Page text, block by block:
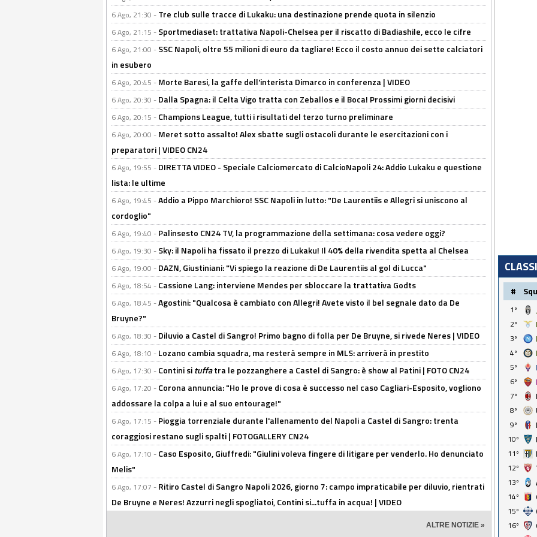
6 Ago, 21:30 - Tre club sulle tracce di Lukaku: una destinazione prende quota in silenzio
6 Ago, 21:15 - Sportmediaset: trattativa Napoli-Chelsea per il riscatto di Badiashile, ecco le cifre
6 Ago, 21:00 - SSC Napoli, oltre 55 milioni di euro da tagliare! Ecco il costo annuo dei sette calciatori
in esubero
6 Ago, 20:45 - Morte Baresi, la gaffe dell'interista Dimarco in conferenza | VIDEO
6 Ago, 20:30 - Dalla Spagna: il Celta Vigo tratta con Zeballos e il Boca! Prossimi giorni decisivi
6 Ago, 20:15 - Champions League, tutti i risultati del terzo turno preliminare
6 Ago, 20:00 - Meret sotto assalto! Alex sbatte sugli ostacoli durante le esercitazioni con i
preparatori | VIDEO CN24
6 Ago, 19:55 - DIRETTA VIDEO - Speciale Calciomercato di CalcioNapoli 24: Addio Lukaku e questione
lista: le ultime
6 Ago, 19:45 -Addio a Pippo Marchioro! SSC Napoli in lutto: "De Laurentiis e Allegri si uniscono al
cordoglio"
6 Ago, 19:40 - Palinsesto CN24 TV, la programmazione della settimana: cosa vedere oggi?
6 Ago, 19:30 - Sky: il Napoli ha fissato il prezzo di Lukaku! Il 40% della rivendita spetta al Chelsea
6 Ago, 19:00 - DAZN, Giustiniani: "Vi spiego la reazione di De Laurentiis al gol di Lucca"
6 Ago, 18:54 - Cassione Lang: interviene Mendes per sbloccare la trattativa Godts
6 Ago, 18:45 -Agostini: "Qualcosa è cambiato con Allegri! Avete visto il bel segnale dato da De
Bruyne?"
6 Ago, 18:30 - Diluvio a Castel di Sangro! Primo bagno di folla per De Bruyne, si rivede Neres | VIDEO
6 Ago, 18:10 - Lozano cambia squadra, ma resterà sempre in MLS: arriverà in prestito
6 Ago, 17:30 - Contini situffatra le pozzanghere a Castel di Sangro: è show al Patini | FOTO CN24
6 Ago, 17:20 - Corona annuncia: "Ho le prove di cosa è successo nel caso Cagliari-Esposito, vogliono
addossare la colpa a lui e al suo entourage!"
6 Ago, 17:15 - Pioggia torrenziale durante l'allenamento del Napoli a Castel di Sangro: trenta
coraggiosi restano sugli spalti | FOTOGALLERY CN24
6 Ago, 17:10 - Caso Esposito, Giuffredi: "Giulini voleva fingere di litigare per venderlo. Ho denunciato
Melis"
6 Ago, 17:07 - Ritiro Castel di Sangro Napoli 2026, giorno 7: campo impraticabile per diluvio, rientrati
De Bruyne e Neres! Azzurri negli spogliatoi, Contini si...tuffa in acqua! | VIDEO
ALTRE NOTIZIE »
#
1º
2º
3º
4º
5º
6º
7º
8º
9º
10º
11º
12º
13º
14º
15º
16º